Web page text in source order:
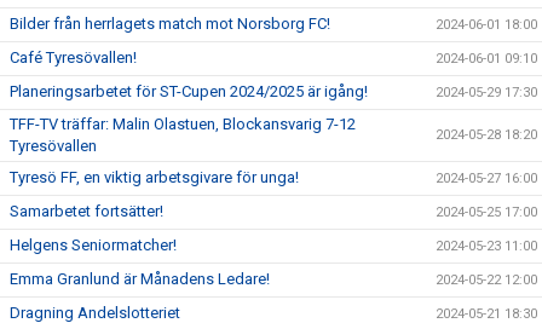
Bilder från herrlagets match mot Norsborg FC! 2024-06-01 18:00
Café Tyresövallen! 2024-06-01 09:10
Planeringsarbetet för ST-Cupen 2024/2025 är igång! 2024-05-29 17:30
TFF-TV träffar: Malin Olastuen, Blockansvarig 7-12
Tyresövallen
2024-05-28 18:20
Tyresö FF, en viktig arbetsgivare för unga! 2024-05-27 16:00
Samarbetet fortsätter! 2024-05-25 17:00
Helgens Seniormatcher! 2024-05-23 11:00
Emma Granlund är Månadens Ledare! 2024-05-22 12:00
Dragning Andelslotteriet 2024-05-21 18:30